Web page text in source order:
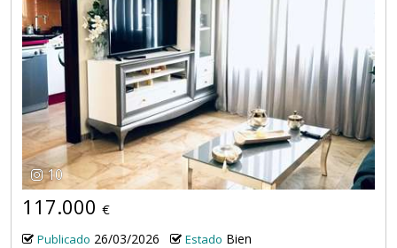
10
117.000 €
Publicado 26/03/2026 Estado Bien